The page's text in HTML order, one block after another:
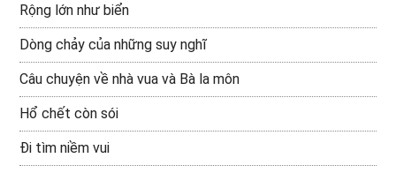
Rộng lớn như biển
Dòng chảy của những suy nghĩ
Câu chuyện về nhà vua và Bà la môn
Hổ chết còn sói
Đi tìm niềm vui